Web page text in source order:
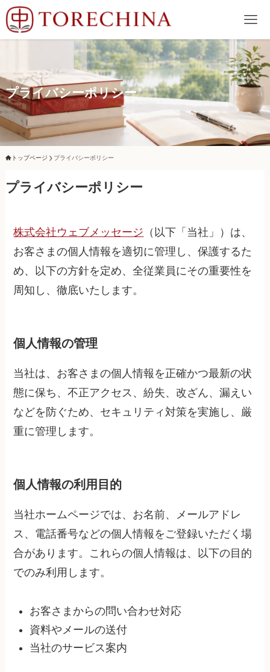
プライバシーポリシー
トップページ プライバシーポリシー
プライバシーポリシー
株式会社ウェブメッセージ （以下「当社」）は、
お客さまの個人情報を適切に管理し、保護するた
め、以下の方針を定め、全従業員にその重要性を
周知し、徹底いたします。
個人情報の管理
当社は、お客さまの個人情報を正確かつ最新の状
態に保ち、不正アクセス、紛失、改ざん、漏えい
などを防ぐため、セキュリティ対策を実施し、厳
重に管理します。
個人情報の利用目的
当社ホームページでは、お名前、メールアドレ
ス、電話番号などの個人情報をご登録いただく場
合があります。これらの個人情報は、以下の目的
でのみ利用します。
お客さまからの問い合わせ対応
資料やメールの送付
当社のサービス案内